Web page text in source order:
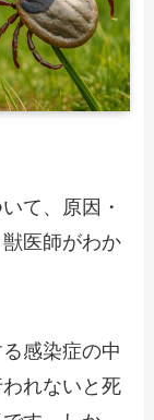
て、原因・
医師がわか
感染症の中
れないと死